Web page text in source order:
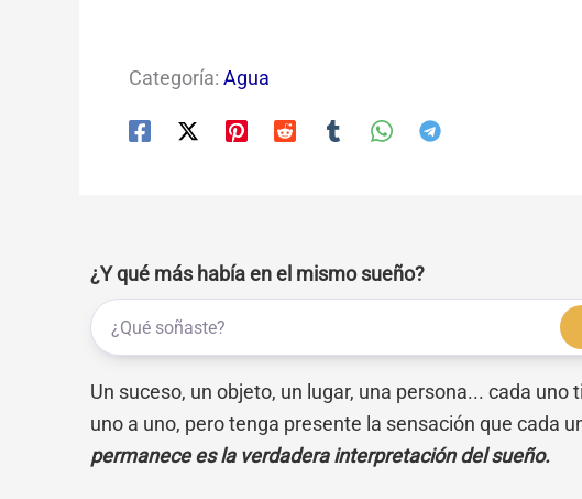
Categoría: Agua
¿Y qué más había en el mismo sueño?
Un suceso, un objeto, un lugar, una persona... cada
uno a uno, pero tenga presente la sensación que cada
permanece es la verdadera interpretación del sueño.